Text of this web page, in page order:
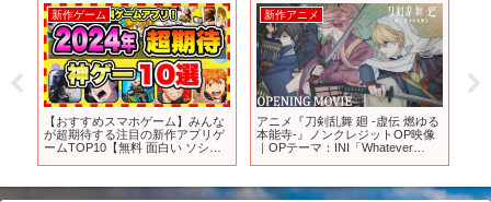
燃ゆる
OP映像
新作ゲーム
【ドラクエ12】超悲報！？スクエ
ニ！ドラクエの日来るよ！？予告
何も無し…FF16＆FF7リバース失
新作ゲーム
【Steam新作】4年に一度の遊べる
時間！最新高評価ゲーム20選
【2024年2月発売】